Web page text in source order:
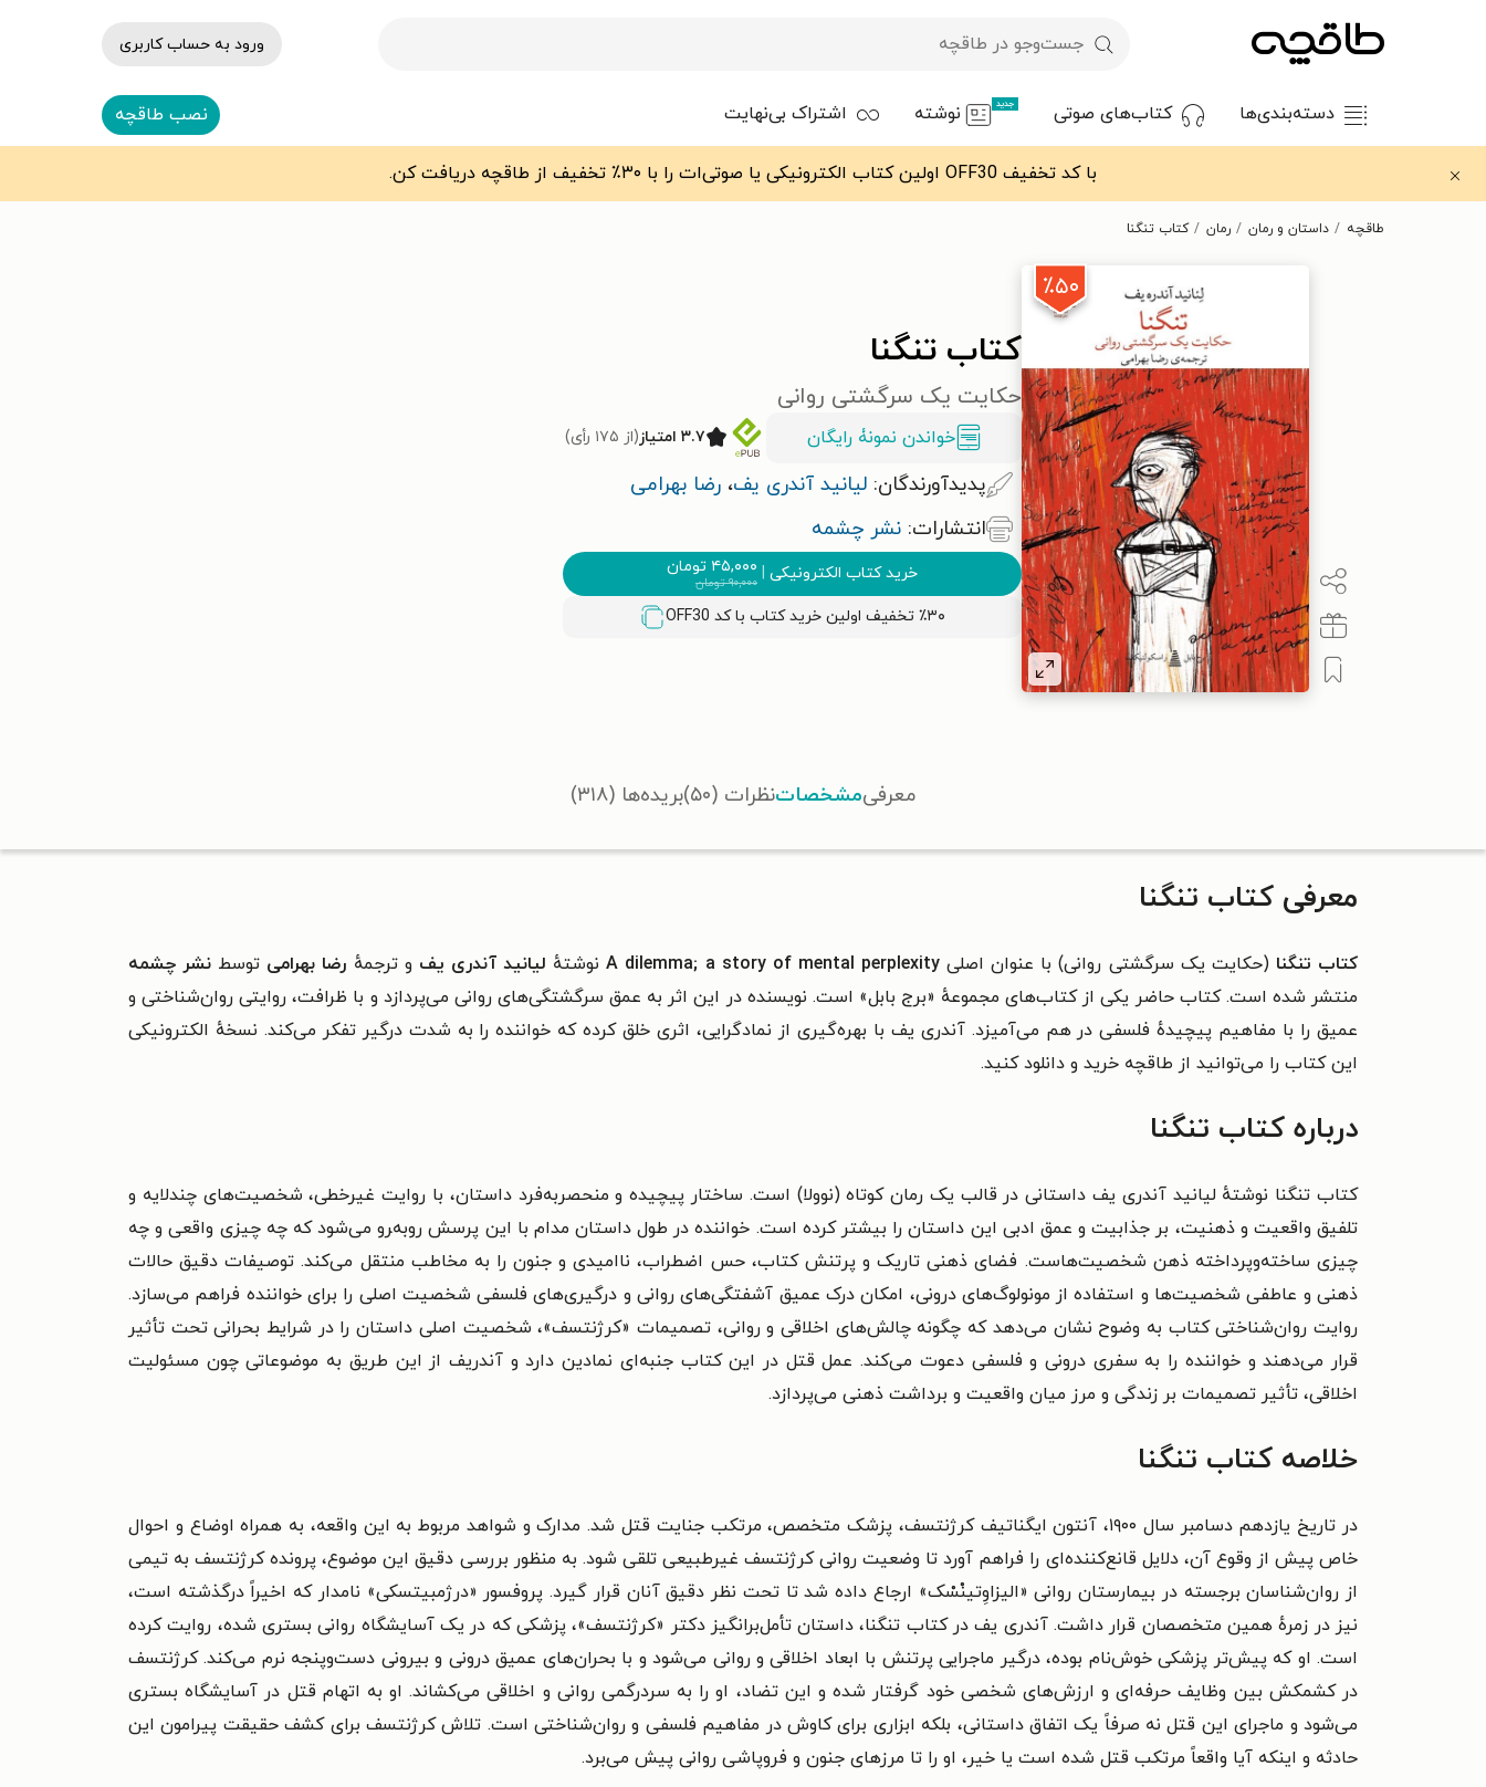
ورود به حساب کاربری
دسته‌بندی‌ها کتاب‌های صوتی جدید نوشته اشتراک بی‌نهایت نصب طاقچه
با کد تخفیف OFF30 اولین کتاب الکترونیکی یا صوتی‌ات را با ۳۰٪ تخفیف از طاقچه دریافت کن.
طاقچه داستان و رمان رمان کتاب تنگنا
٪۵۰
کتاب تنگنا
حکایت یک سرگشتی روانی
خواندن نمونۀ رایگان ۳.۷ امتیاز (از ۱۷۵ رأی)
پدیدآورندگان: لیانید آندری یف، رضا بهرامی
انتشارات: نشر چشمه
خرید کتاب الکترونیکی ۴۵,۰۰۰ تومان
۹۰,۰۰۰تومان
٪۳۰ تخفیف اولین خرید کتاب با کد OFF30
معرفیمشخصاتنظرات (۵۰) بریده‌ها (۳۱۸)
معرفی کتاب تنگنا
کتاب تنگنا (حکایت یک سرگشتی روانی) با عنوان اصلی A dilemma; a story of mental perplexityنوشتهٔ لیانید آندری یف و ترجمهٔ رضا بهرامی توسط نشر چشمه
منتشر شده است. کتاب حاضر یکی از کتاب‌های مجموعهٔ «برج بابل» است. نویسنده در این اثر به عمق سرگشتگی‌های روانی می‌پردازد و با ظرافت، روایتی روان‌شناختی و
عمیق را با مفاهیم پیچیدهٔ فلسفی در هم می‌آمیزد. آندری یف با بهره‌گیری از نمادگرایی، اثری خلق کرده که خواننده را به شدت درگیر تفکر می‌کند. نسخهٔ الکترونیکی
این کتاب را می‌توانید از طاقچه خرید و دانلود کنید.
درباره کتاب تنگنا
کتاب تنگنا نوشتهٔ لیانید آندری یف داستانی در قالب یک رمان کوتاه (نوولا) است. ساختار پیچیده و منحصربه‌فرد داستان، با روایت غیرخطی، شخصیت‌های چندلایه و
تلفیق واقعیت و ذهنیت، بر جذابیت و عمق ادبی این داستان را بیشتر کرده است. خواننده در طول داستان مدام با این پرسش روبه‌‍رو می‌شود که چه چیزی واقعی و چه
چیزی ساخته‌وپرداخته ذهن شخصیت‌هاست. فضای ذهنی تاریک و پرتنش کتاب، حس اضطراب، ناامیدی و جنون را به مخاطب منتقل می‌کند. توصیفات دقیق حالات
ذهنی و عاطفی شخصیت‌ها و استفاده از مونولوگ‌های درونی، امکان درک عمیق آشفتگی‌های روانی و درگیری‌های فلسفی شخصیت اصلی را برای خواننده فراهم می‌سازد.
روایت روان‌شناختی کتاب به وضوح نشان می‌دهد که چگونه چالش‌های اخلاقی و روانی، تصمیمات «کرژنتسف»، شخصیت اصلی داستان را در شرایط بحرانی تحت تأثیر
قرار می‌دهند و خواننده را به سفری درونی و فلسفی دعوت می‌کند. عمل قتل در این کتاب جنبه‌ای نمادین دارد و آندریف از این طریق به موضوعاتی چون مسئولیت
اخلاقی، تأثیر تصمیمات بر زندگی و مرز میان واقعیت و برداشت ذهنی می‌پردازد.
خلاصه کتاب تنگنا
در تاریخ یازدهم دسامبر سال ۱۹۰۰، آنتون ایگناتیف کرژنتسف، پزشک متخصص، مرتکب جنایت قتل شد. مدارک و شواهد مربوط به این واقعه، به همراه اوضاع و احوال
خاص پیش از وقوع آن، دلایل قانع‌کننده‌ای را فراهم آورد تا وضعیت روانی کرژنتسف غیرطبیعی تلقی شود. به منظور بررسی دقیق این موضوع، پرونده کرژنتسف به تیمی
از روان‌شناسان برجسته در بیمارستان روانی «الیزاوِتینْسْک» ارجاع داده شد تا تحت نظر دقیق آنان قرار گیرد. پروفسور «درژمبیتسکی» نامدار که اخیراً درگذشته است،
نیز در زمرهٔ همین متخصصان قرار داشت. آندری یف در کتاب تنگنا، داستان تأمل‌برانگیز دکتر «کرژنتسف»، پزشکی که در یک آسایشگاه روانی بستری شده، روایت کرده
است. او که پیش‌تر پزشکی خوش‌نام بوده، درگیر ماجرایی پرتنش با ابعاد اخلاقی و روانی می‌شود و با بحران‌های عمیق درونی و بیرونی دست‌وپنجه نرم می‌کند. کرژنتسف
در کشمکش بین وظایف حرفه‌ای و ارزش‌های شخصی خود گرفتار شده و این تضاد، او را به سردرگمی روانی و اخلاقی می‌کشاند. او به اتهام قتل در آسایشگاه بستری
می‌شود و ماجرای این قتل نه صرفاً یک اتفاق داستانی، بلکه ابزاری برای کاوش در مفاهیم فلسفی و روان‌شناختی است. تلاش کرژنتسف برای کشف حقیقت پیرامون این
حادثه و اینکه آیا واقعاً مرتکب قتل شده است یا خیر، او را تا مرزهای جنون و فروپاشی روانی پیش می‌برد.